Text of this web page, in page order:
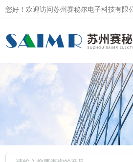
您好！欢迎访问苏州赛秘尔电子科技有限